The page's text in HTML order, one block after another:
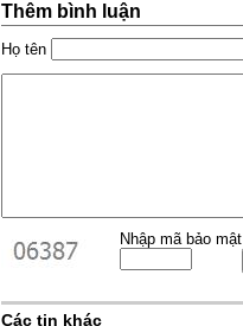
Thêm bình luận
Họ tên
Nhập mã bảo mật
Các tin khác